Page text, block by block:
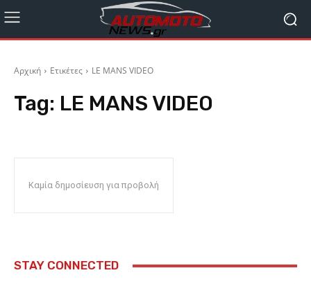
Αρχική Ετικέτες LE MANS VIDEO
Tag: LE MANS VIDEO
Καμία δημοσίευση για προβολή
STAY CONNECTED